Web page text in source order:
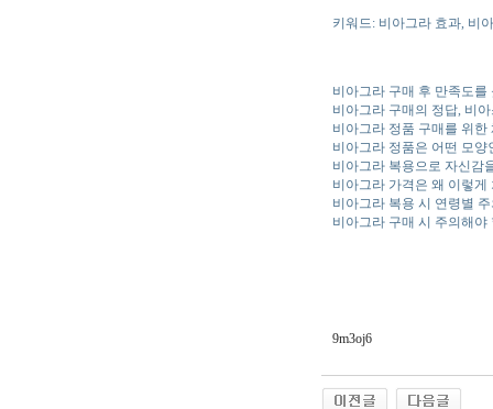
키워드: 비아그라 효과, 비
비아그라 구매 후 만족도를
비아그라 구매의 정답, 비
비아그라 정품 구매를 위한
비아그라 정품은 어떤 모양
비아그라 복용으로 자신감
비아그라 가격은 왜 이렇게
비아그라 복용 시 연령별
비아그라 구매 시 주의해야
9m3oj6